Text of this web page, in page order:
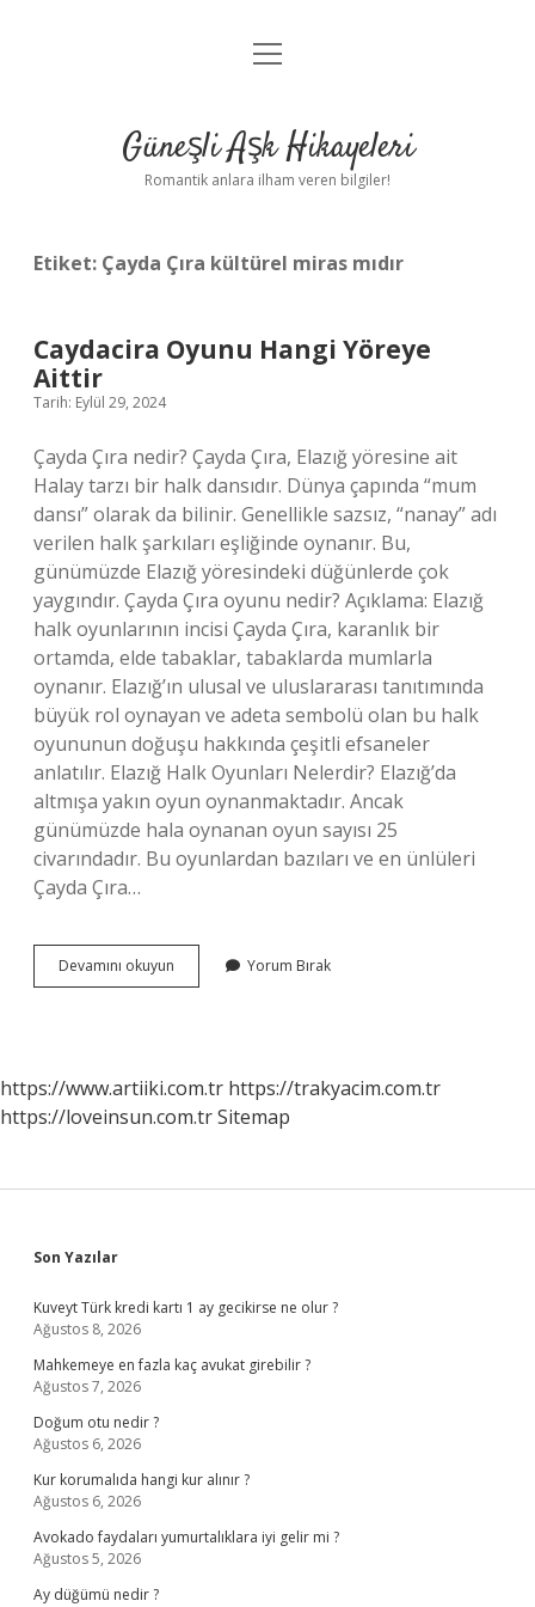
Anasayfa
Yasal Uyarı
menüyü
Güneşli Aşk Hikayeleri
Romantik anlara ilham veren bilgiler!
Etiket: Çayda Çıra kültürel miras mıdır
Caydacira Oyunu Hangi Yöreye
Aittir
Tarih: Eylül 29, 2024
Çayda Çıra nedir? Çayda Çıra, Elazığ yöresine ait
Halay tarzı bir halk dansıdır. Dünya çapında “mum
dansı” olarak da bilinir. Genellikle sazsız, “nanay” adı
verilen halk şarkıları eşliğinde oynanır. Bu,
günümüzde Elazığ yöresindeki düğünlerde çok
yaygındır. Çayda Çıra oyunu nedir? Açıklama: Elazığ
halk oyunlarının incisi Çayda Çıra, karanlık bir
ortamda, elde tabaklar, tabaklarda mumlarla
oynanır. Elazığ’ın ulusal ve uluslararası tanıtımında
büyük rol oynayan ve adeta sembolü olan bu halk
oyununun doğuşu hakkında çeşitli efsaneler
anlatılır. Elazığ Halk Oyunları Nelerdir? Elazığ’da
altmışa yakın oyun oynanmaktadır. Ancak
günümüzde hala oynanan oyun sayısı 25
civarındadır. Bu oyunlardan bazıları ve en ünlüleri
Çayda Çıra…
Devamını okuyun Caydacira
Oyunu
Yorum Bırak
https://www.artiiki.com.tr https://trakyacim.com.tr
https://loveinsun.com.trSitemap
Sidebar
Son Yazılar
Kuveyt Türk kredi kartı 1 ay gecikirse ne olur ?
Ağustos 8, 2026
Mahkemeye en fazla kaç avukat girebilir ?
Ağustos 7, 2026
Doğum otu nedir ?
Ağustos 6, 2026
Kur korumalıda hangi kur alınır ?
Ağustos 6, 2026
Avokado faydaları yumurtalıklara iyi gelir mi ?
Ağustos 5, 2026
Ay düğümü nedir ?